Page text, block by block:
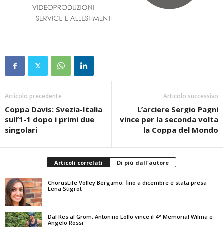
Articolo precedente
Coppa Davis: Svezia-Italia
sull’1-1 dopo i primi due
singolari
Articolo successivo
L’arciere Sergio Pagni
vince per la seconda volta
la Coppa del Mondo
Articoli correlati Di più dall'autore
ChorusLife Volley Bergamo, fino a dicembre è stata presa
Lena Stigrot
Dal Res al Grom, Antonino Lollo vince il 4° Memorial Wilma e
Angelo Rossi